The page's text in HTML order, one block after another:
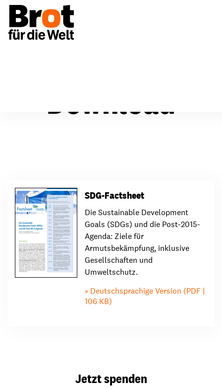
Download
SDG-Factsheet
Die Sustainable Development
Goals (SDGs) und die Post-2015-
Agenda: Ziele für
Armutsbekämpfung, inklusive
Gesellschaften und
Umweltschutz.
Deutschsprachige Version (PDF |
106 KB)
Jetzt spenden